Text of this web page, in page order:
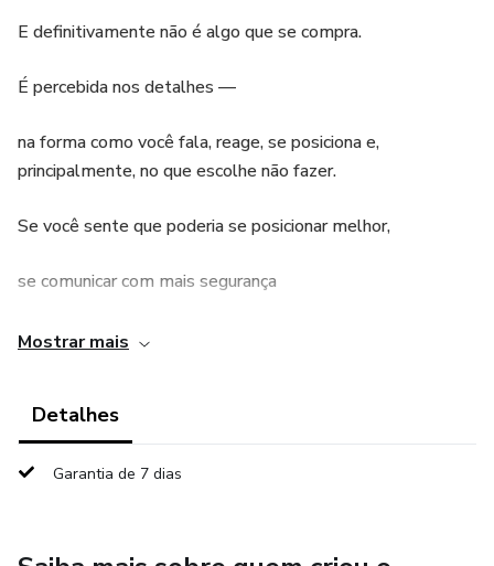
E definitivamente não é algo que se compra.
É percebida nos detalhes —
na forma como você fala, reage, se posiciona e,
principalmente, no que escolhe não fazer.
Se você sente que poderia se posicionar melhor,
se comunicar com mais segurança
ou simplesmente parar de se diminuir em situações que
este guia é para você.
Aqui, você não vai encontrar regras rígidas ou padrões
Você vai entender, na prática, os princípios que constroem
Mostrar mais
Detalhes
Garantia de 7 dias